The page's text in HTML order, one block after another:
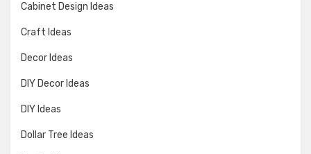
Cabinet Design Ideas
Craft Ideas
Decor Ideas
DIY Decor Ideas
DIY Ideas
Dollar Tree Ideas